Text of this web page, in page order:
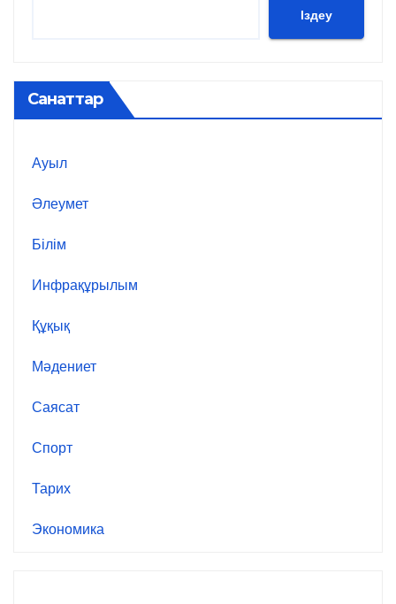
Іздеу
Санаттар
Ауыл
Әлеумет
Білім
Инфрақұрылым
Құқық
Мәдениет
Саясат
Спорт
Тарих
Экономика